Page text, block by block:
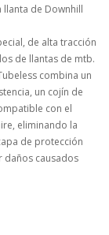
de Downhill
de alta tracción
de llantas de mtb.
combina un
un cojín de
con el
eliminando la
de protección
daños causados